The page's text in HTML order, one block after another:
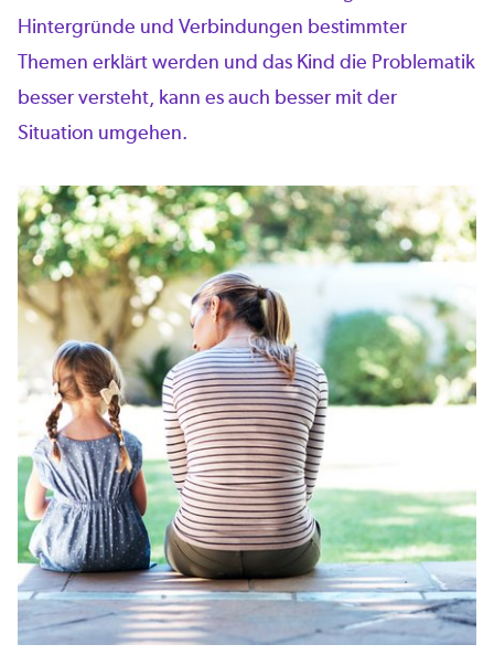
Hintergründe und Verbindungen bestimmter
Themen erklärt werden und das Kind die Problematik
besser versteht, kann es auch besser mit der
Situation umgehen.